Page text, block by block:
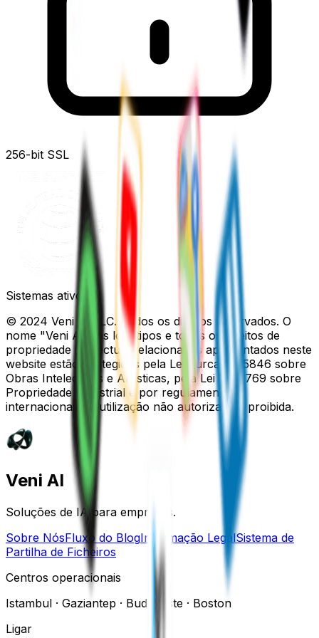
256-bit SSL
Sistemas ativos
© 2024 Veni AI LLC. Todos os direitos reservados. O
nome "Veni AI", os logótipos e todos os direitos de
propriedade intelectual relacionados apresentados neste
website estão protegidos pela Lei Turca n.º 5846 sobre
Obras Intelectuais e Artísticas, pela Lei n.º 6769 sobre
Propriedade Industrial e por regulamentos
internacionais. A utilização não autorizada é proibida.
Veni AI
Soluções de IA para empresas.
Sobre NósFluxo do BlogInformação LegalSistema de
Partilha de Ficheiros
Centros operacionais
Istambul · Gaziantep · Budapeste · Boston
Ligar